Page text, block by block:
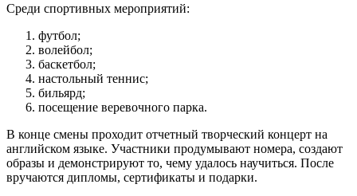
Среди спортивных мероприятий:
футбол;
волейбол;
баскетбол;
настольный теннис;
бильярд;
посещение веревочного парка.
В конце смены проходит отчетный творческий концерт на
английском языке. Участники продумывают номера, создают
образы и демонстрируют то, чему удалось научиться. После
вручаются дипломы, сертификаты и подарки.